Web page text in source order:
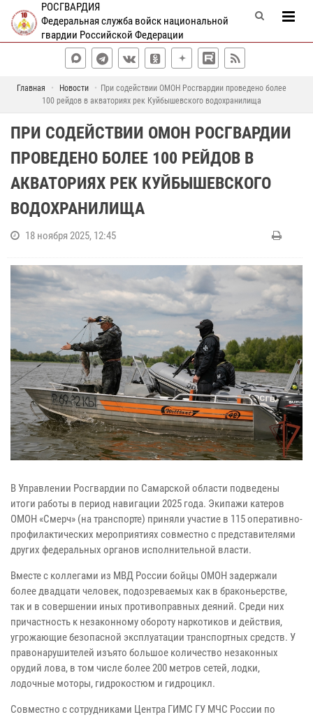
РОСГВАРДИЯ
Федеральная служба войск национальной
гвардии Российской Федерации
Главная Новости
При содействии ОМОН Росгвардии проведено более
100 рейдов в акваториях рек Куйбышевского водохранилища
ПРИ СОДЕЙСТВИИ ОМОН РОСГВАРДИИ
ПРОВЕДЕНО БОЛЕЕ 100 РЕЙДОВ В
АКВАТОРИЯХ РЕК КУЙБЫШЕВСКОГО
ВОДОХРАНИЛИЩА
18 ноября 2025, 12:45
В Управлении Росгвардии по Самарской области подведены
итоги работы в период навигации 2025 года. Экипажи катеров
ОМОН «Смерч» (на транспорте) приняли участие в 115 оперативно-
профилактических мероприятиях совместно с представителями
других федеральных органов исполнительной власти.
Вместе с коллегами из МВД России бойцы ОМОН задержали
более двадцати человек, подозреваемых как в браконьерстве,
так и в совершении иных противоправных деяний. Среди них
причастность к незаконному обороту наркотиков и действия,
угрожающие безопасной эксплуатации транспортных средств. У
правонарушителей изъято большое количество незаконных
орудий лова, в том числе более 200 метров сетей, лодки,
лодочные моторы, гидрокостюм и гидроцикл.
Совместно с сотрудниками Центра ГИМС ГУ МЧС России по